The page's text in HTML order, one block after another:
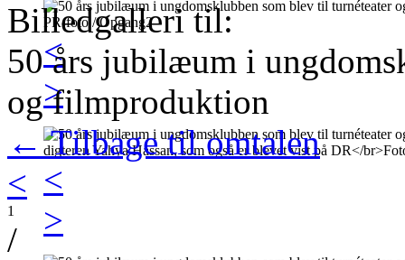
<
>
<
>
Billedgalleri til:
50 års jubilæum i
og filmproduktion
← Tilbage til omtalen
<
1
/